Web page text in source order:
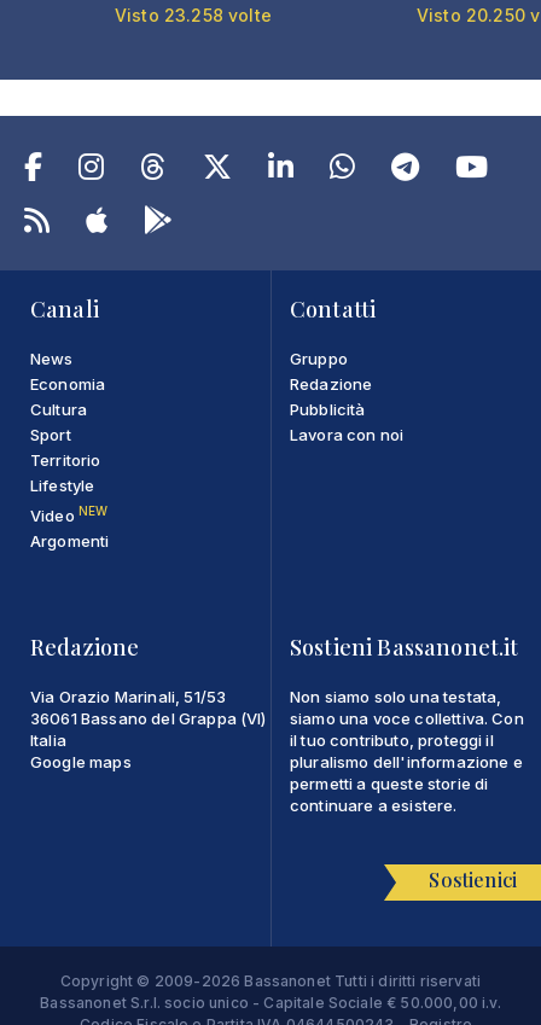
Visto 23.258 volte Visto 20.250
Canali
News
Economia
Cultura
Sport
Territorio
Lifestyle
Video NEW
Argomenti
Contatti
Gruppo
Redazione
Pubblicità
Lavora con noi
Redazione
Via Orazio Marinali, 51/53
36061 Bassano del Grappa (VI)
Italia
Google maps
Sostieni Bassanonet.it
Non siamo solo una testata,
siamo una voce collettiva. Con
il tuo contributo, proteggi il
pluralismo dell'informazione e
permetti a queste storie di
continuare a esistere.
Sostienici
Copyright © 2009-2026 Bassanonet Tutti i diritti riservati
Bassanonet S.r.l. socio unico - Capitale Sociale € 50.000,00 i.v.